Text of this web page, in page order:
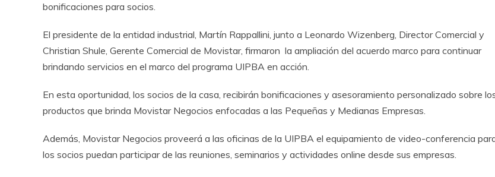
bonificaciones para socios.
El presidente de la entidad industrial, Martín Rappallini, junto a Leonardo Wizenberg, Director Comercial y
Christian Shule, Gerente Comercial de Movistar, firmaron la ampliación del acuerdo marco para continuar
brindando servicios en el marco del programa UIPBA en acción.
En esta oportunidad, los socios de la casa, recibirán bonificaciones y asesoramiento personalizado sobre
productos que brinda Movistar Negocios enfocadas a las Pequeñas y Medianas Empresas.
Además, Movistar Negocios proveerá a las oficinas de la UIPBA el equipamiento de video-conferencia
los socios puedan participar de las reuniones, seminarios y actividades online desde sus empresas.